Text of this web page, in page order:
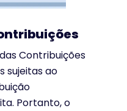
Contribuições
sujeitas ao
Portanto, o